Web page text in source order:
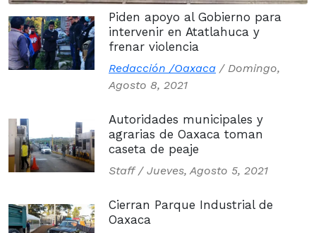
Piden apoyo al Gobierno para
intervenir en Atatlahuca y
frenar violencia
Redacción /Oaxaca / Domingo,
Agosto 8, 2021
Autoridades municipales y
agrarias de Oaxaca toman
caseta de peaje
Staff / Jueves, Agosto 5, 2021
Cierran Parque Industrial de
Oaxaca